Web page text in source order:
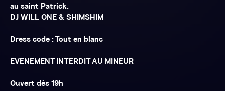
au saint Patrick.
DJ WILL ONE & SHIMSHIM
Dress code : Tout en blanc
EVENEMENT INTERDIT AU MINEUR
Ouvert dès 19h